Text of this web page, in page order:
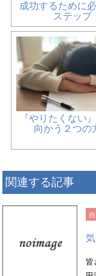
成功するために
ステップ
『やりたくない
向かう２つの
関連する記事
皆